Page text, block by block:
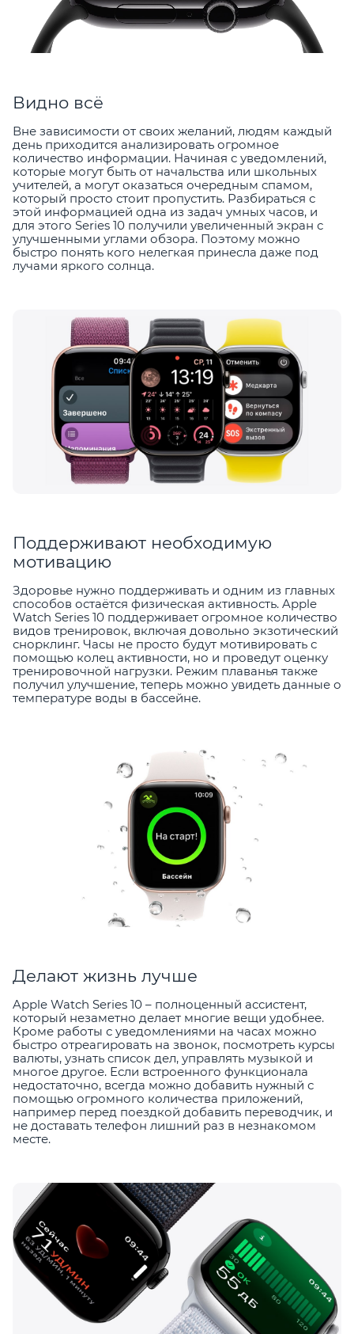
Видно всё
Вне зависимости от своих желаний, людям каждый
день приходится анализировать огромное
количество информации. Начиная с уведомлений,
которые могут быть от начальства или школьных
учителей, а могут оказаться очередным спамом,
который просто стоит пропустить. Разбираться с
этой информацией одна из задач умных часов, и
для этого Series 10 получили увеличенный экран с
улучшенными углами обзора. Поэтому можно
быстро понять кого нелегкая принесла даже под
лучами яркого солнца.
Поддерживают необходимую
мотивацию
Здоровье нужно поддерживать и одним из главных
способов остаётся физическая активность. Apple
Watch Series 10 поддерживает огромное количество
видов тренировок, включая довольно экзотический
снорклинг. Часы не просто будут мотивировать с
помощью колец активности, но и проведут оценку
тренировочной нагрузки. Режим плаванья также
получил улучшение, теперь можно увидеть данные о
температуре воды в бассейне.
Делают жизнь лучше
Apple Watch Series 10 – полноценный ассистент,
который незаметно делает многие вещи удобнее.
Кроме работы с уведомлениями на часах можно
быстро отреагировать на звонок, посмотреть курсы
валюты, узнать список дел, управлять музыкой и
многое другое. Если встроенного функционала
недостаточно, всегда можно добавить нужный с
помощью огромного количества приложений,
например перед поездкой добавить переводчик, и
не доставать телефон лишний раз в незнакомом
месте.